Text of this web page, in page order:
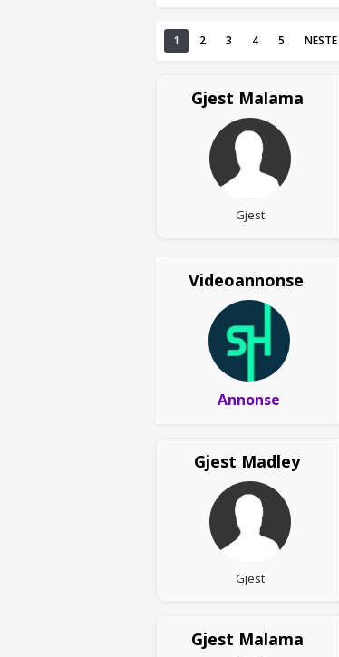
1 2 3 4 5 NESTE
Gjest Malama
Gjest
Videoannonse
Annonse
Gjest Madley
Gjest
Gjest Malama